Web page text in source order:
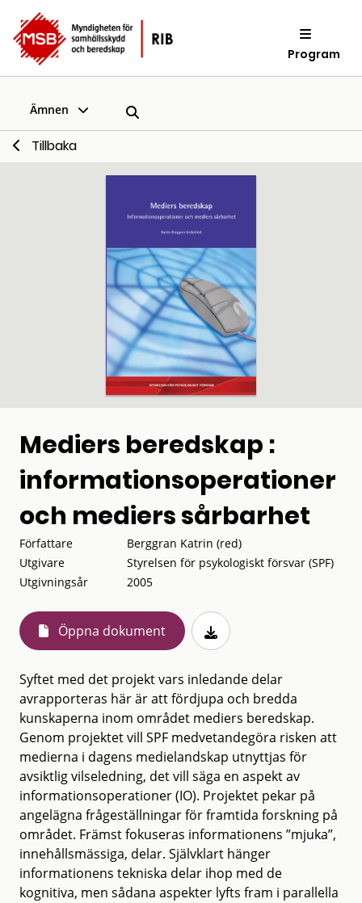
Program
Ämnen
Tillbaka
Mediers beredskap :
informationsoperationer
och mediers sårbarhet
Författare
Berggran Katrin (red)
Utgivare
Styrelsen för psykologiskt försvar (SPF)
Utgivningsår
2005
Öppna dokument
Syftet med det projekt vars inledande delar
avrapporteras här är att fördjupa och bredda
kunskaperna inom området mediers beredskap.
Genom projektet vill SPF medvetandegöra risken att
medierna i dagens medielandskap utnyttjas för
avsiktlig vilseledning, det vill säga en aspekt av
informationsoperationer (IO). Projektet pekar på
angelägna frågeställningar för framtida forskning på
området. Främst fokuseras informationens ”mjuka”,
innehållsmässiga, delar. Självklart hänger
informationens tekniska delar ihop med de
kognitiva, men sådana aspekter lyfts fram i parallella